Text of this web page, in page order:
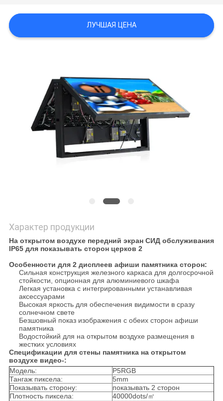
КАРТА
САЙТА
POLICY
ЛУЧШАЯ ЦЕНА
Характер продукции
На открытом воздухе передний экран СИД обслуживания
IP65 для показывать сторон церков 2
Особенности для 2 дисплеев афиши памятника сторон:
Сильная конструкция железного каркаса для долгосрочной
стойкости, опционная для алюминиевого шкафа
Легкая установка с интегрированными устанавливая
аксессуарами
Высокая яркость для обеспечения видимости в сразу
солнечном свете
Безшовный показ изображения с обеих сторон афиши
памятника
Водостойкий для на открытом воздухе размещения в
жестких условиях
Спецификации для стены памятника на открытом
воздухе видео-:
Модель:
P5RGB
Тангаж пиксела:
5mm
Показывать сторону:
показывать 2 сторон
Плотность пиксела:
40000dots/㎡